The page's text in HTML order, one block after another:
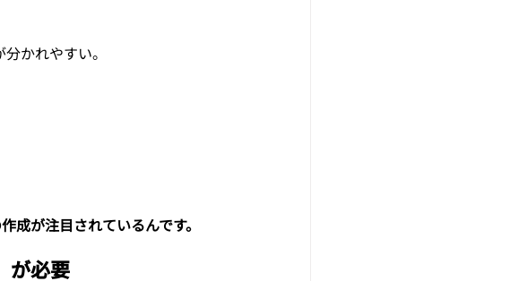
かれやすい。
成が注目されているんです。
が必要